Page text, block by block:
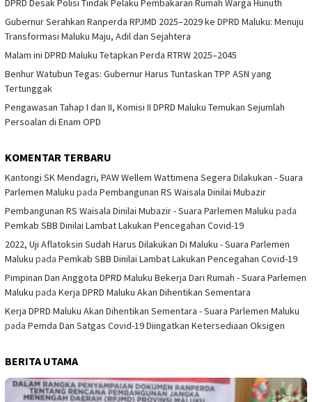
Gubernur Serahkan Ranperda RPJMD 2025–2029 ke DPRD Maluku: Menuju
Transformasi Maluku Maju, Adil dan Sejahtera
Malam ini DPRD Maluku Tetapkan Perda RTRW 2025–2045
Benhur Watubun Tegas: Gubernur Harus Tuntaskan TPP ASN yang
Tertunggak
Pengawasan Tahap I dan II, Komisi II DPRD Maluku Temukan Sejumlah
Persoalan di Enam OPD
KOMENTAR TERBARU
Kantongi SK Mendagri, PAW Wellem Wattimena Segera Dilakukan - Suara
Parlemen Maluku pada Pembangunan RS Waisala Dinilai Mubazir
Pembangunan RS Waisala Dinilai Mubazir - Suara Parlemen Maluku pada
Pemkab SBB Dinilai Lambat Lakukan Pencegahan Covid-19
2022, Uji Aflatoksin Sudah Harus Dilakukan Di Maluku - Suara Parlemen
Maluku pada Pemkab SBB Dinilai Lambat Lakukan Pencegahan Covid-19
Pimpinan Dan Anggota DPRD Maluku Bekerja Dari Rumah - Suara Parlemen
Maluku pada Kerja DPRD Maluku Akan Dihentikan Sementara
Kerja DPRD Maluku Akan Dihentikan Sementara - Suara Parlemen Maluku
pada Pemda Dan Satgas Covid-19 Diingatkan Ketersediaan Oksigen
BERITA UTAMA